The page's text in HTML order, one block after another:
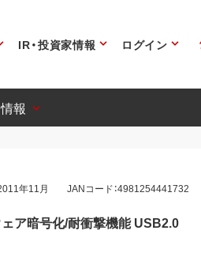
IR・投資家情報 ログイン
報
年11月 JANコード：4981254441732
ア暗号化/耐衝撃機能 USB2.0